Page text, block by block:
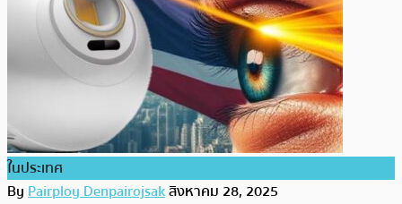
ในประเทศ
ByPairploy Denpairojsakสิงหาคม 28, 2025